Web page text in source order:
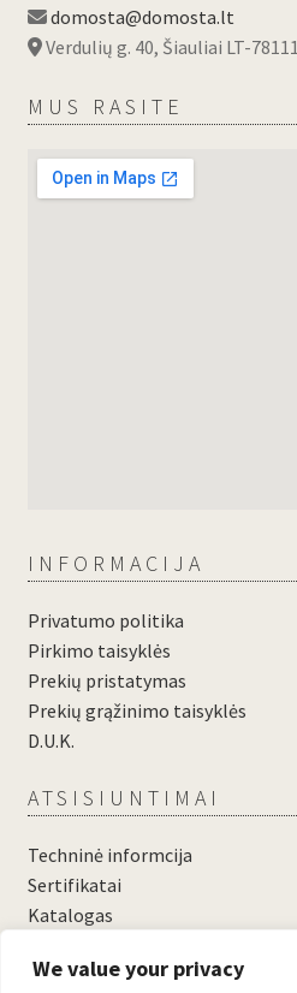
We value your privacy
domosta@domosta.lt
Verdulių g. 40, Šiauliai LT-78111
MUS RASITE
INFORMACIJA
Privatumo politika
Pirkimo taisyklės
Prekių pristatymas
Prekių grąžinimo taisyklės
D.U.K.
ATSISIUNTIMAI
Techninė informcija
Sertifikatai
Katalogas
....